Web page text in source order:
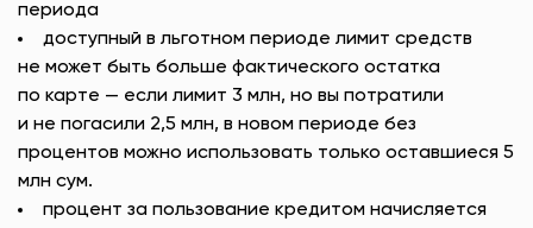
периода
доступный в льготном периоде лимит средств
не может быть больше фактического остатка
по карте — если лимит 3 млн, но вы потратили
и не погасили 2,5 млн, в новом периоде без
процентов можно использовать только оставшиеся 5
млн сум.
процент за пользование кредитом начисляется